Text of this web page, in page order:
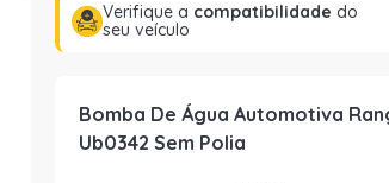
Verifique a compatibilidade do
seu veículo
Bomba De Água Automotiva
Ub0342 Sem Polia